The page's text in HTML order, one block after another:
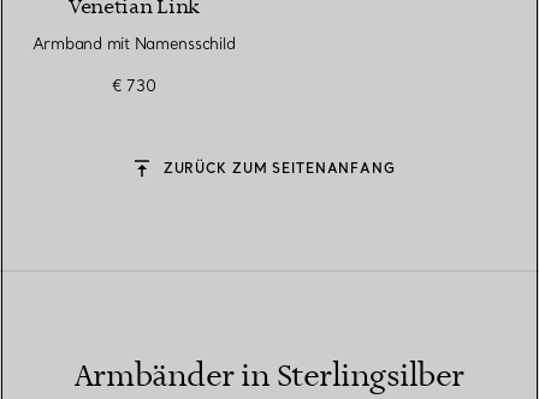
Venetian Link
Armband mit Namensschild
€ 730
ZURÜCK ZUM SEITENANFANG
Armbänder in Sterlingsilber